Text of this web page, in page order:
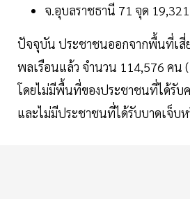
จ.อุบลราชธานี 71 จุด
ปัจจุบัน ประชาชนออกจากพื้นที่เสี่
พลเรือนแล้ว จำนวน 114,576 คน
โดยไม่มีพื้นที่ของประชาชนที่ได้รับ
และไม่มีประชาชนที่ได้รับบาดเจ็บห